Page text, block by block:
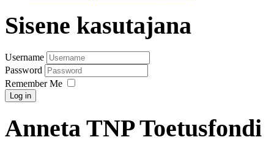
Sisene kasutajana
Username
Password
Remember Me
Log in
Anneta TNP Toetusfondi